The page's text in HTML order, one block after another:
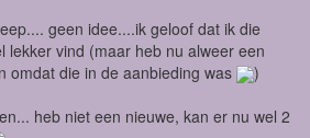
geen idee....ik geloof dat ik die
lekker vind (maar heb nu alweer een
omdat die in de aanbieding was
)
heb niet een nieuwe, kan er nu wel 2